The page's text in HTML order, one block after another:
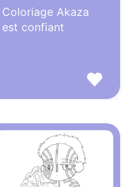
Coloriage Akaza
est confiant